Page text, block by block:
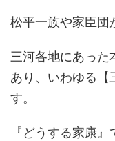
松平一族や家臣団
三河各地にあった
あり、いわゆる【
す。
『どうする家康